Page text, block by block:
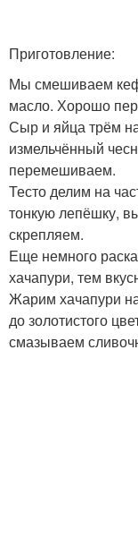
Приготовление:
Мы смешиваем
масло. Хорошо
Сыр и яйца трём
измельчённый
перемешиваем.
Тесто делим на
тонкую лепёшку,
скрепляем.
Еще немного
хачапури, тем
Жарим хачапури
до золотистого
смазываем